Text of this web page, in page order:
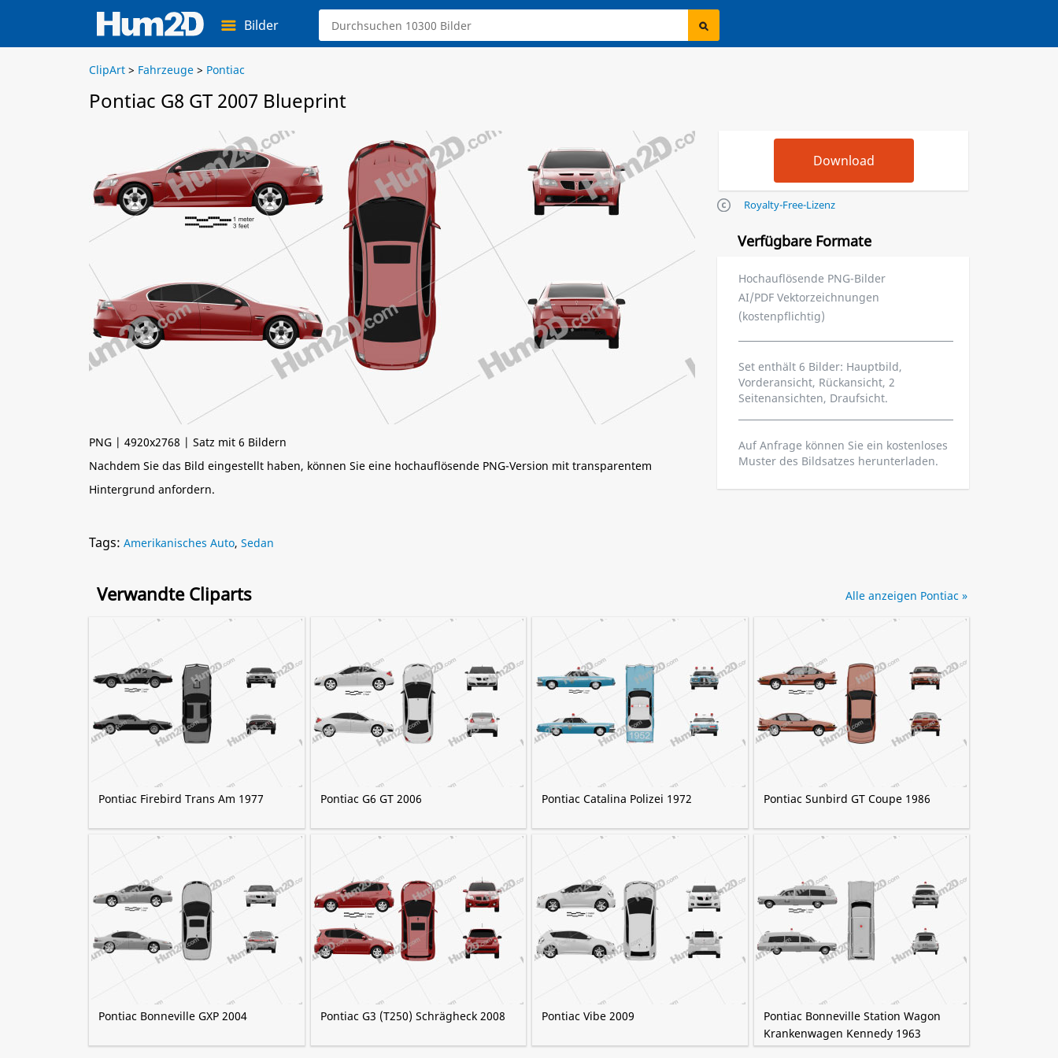
Bilder
ClipArt > Fahrzeuge > Pontiac
Pontiac G8 GT 2007 Blueprint
PNG | 4920x2768 | Satz mit 6 Bildern
Nachdem Sie das Bild eingestellt haben, können Sie eine hochauflösende PNG-Version mit transparentem
Hintergrund anfordern.
Royalty-Free-Lizenz
Verfügbare Formate
Hochauflösende PNG-Bilder
AI/PDF Vektorzeichnungen
(kostenpflichtig)
Set enthält 6 Bilder: Hauptbild,
Vorderansicht, Rückansicht, 2
Seitenansichten, Draufsicht.
Auf Anfrage können Sie ein kostenloses
Muster des Bildsatzes herunterladen.
Tags: Amerikanisches Auto, Sedan
Verwandte Cliparts
Pontiac Firebird Trans Am 1977 Pontiac G6 GT 2006 Pontiac Catalina Polizei 1972 Pontiac Sunbird GT Coupe 1986
Pontiac Bonneville GXP 2004 Pontiac G3 (T250) Schrägheck 2008 Pontiac Vibe 2009
Pontiac Bonneville Station Wagon
Krankenwagen Kennedy 1963
Alle anzeigen Pontiac »